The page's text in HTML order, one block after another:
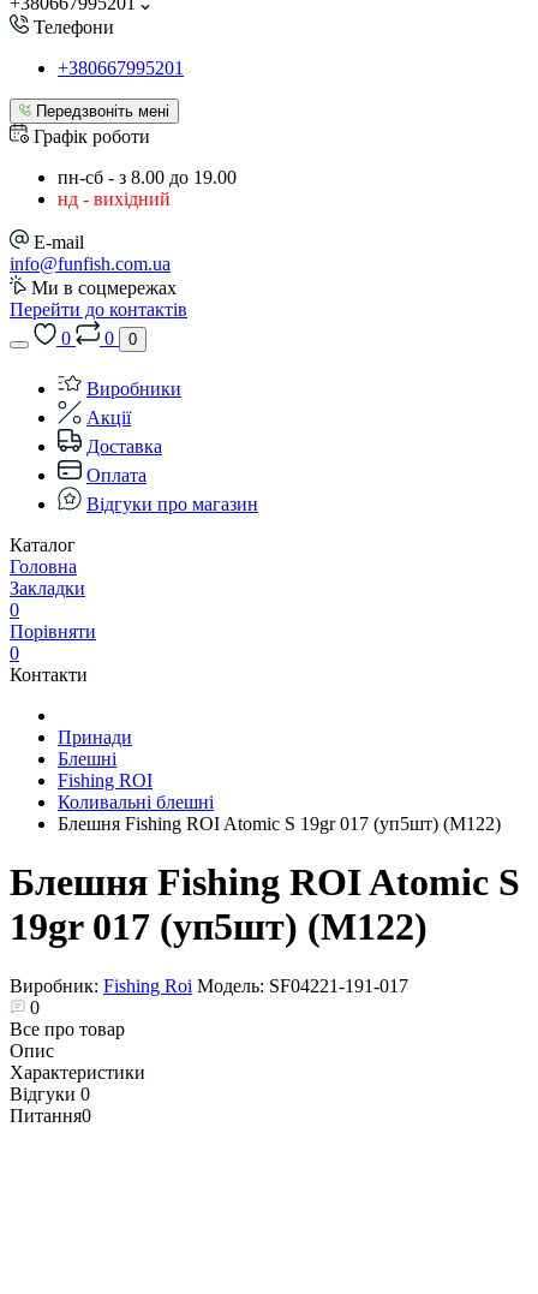
Телефони
+380667995201
Передзвоніть мені
Графік роботи
пн-сб - з 8.00 до 19.00
нд - вихідний
E-mail
info@funfish.com.ua
Ми в соцмережах
Перейти до контактів
0
0 0
Виробники
Акції
Доставка
Оплата
Відгуки про магазин
Каталог
Головна
Закладки
0
Порівняти
0
Контакти
Принади
Блешні
Fishing ROI
Коливальні блешні
Блешня Fishing ROI Atomic S 19gr 017 (уп5шт) (M122)
Блешня Fishing ROI Atomic S
19gr 017 (уп5шт) (M122)
Виробник: Fishing Roi Модель: SF04221-191-017
0
Все про товар
Опис
Характеристики
Відгуки 0
Питання0